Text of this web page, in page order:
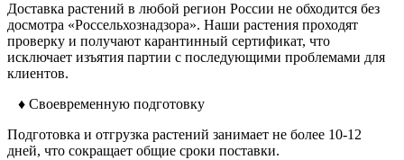
Доставка растений в любой регион России не обходится без
досмотра «Россельхознадзора». Наши растения проходят
проверку и получают карантинный сертификат, что
исключает изъятия партии с последующими проблемами для
клиентов.
♦ Своевременную подготовку
Подготовка и отгрузка растений занимает не более 10-12
дней, что сокращает общие сроки поставки.